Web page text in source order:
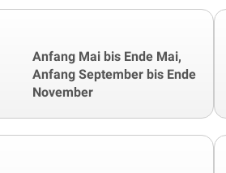
Anfang Mai bis Ende Mai,
Anfang September bis Ende
November